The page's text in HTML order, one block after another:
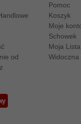
od
Pomoc
Koszyk
Moje
Schowek
Moja
Widoczna